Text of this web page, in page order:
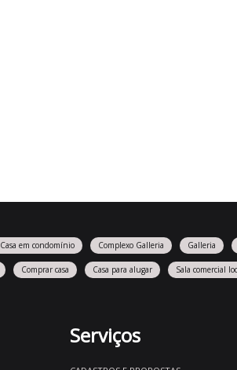
Casa em condomínio Complexo Galleria Galleria
Comprar casa Casa para alugar Sala comercial
Serviços